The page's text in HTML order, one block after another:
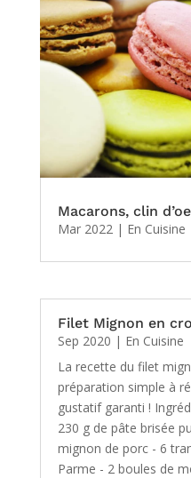
Macarons, clin
Mar 2022 | En Cuisine
Filet Mignon en
Sep 2020 | En Cuisine
La recette du filet
préparation simple à
gustatif garanti !
230 g de pâte brisée
mignon de porc - 6
Parme - 2 boules de